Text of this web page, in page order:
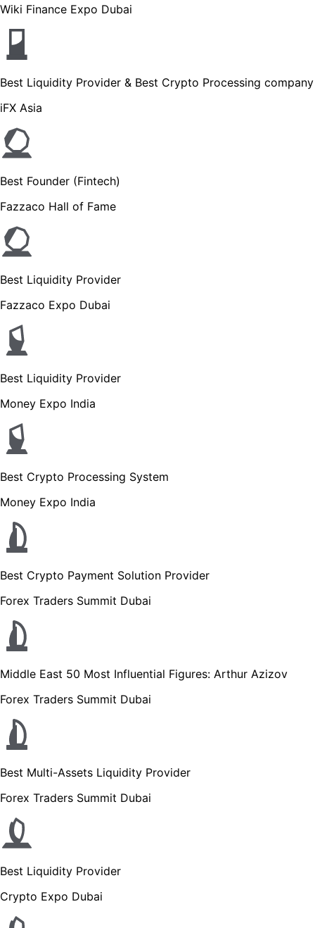
Wiki Finance Expo Dubai
Best Liquidity Provider & Best Crypto Processing company
iFX Asia
Best Founder (Fintech)
Fazzaco Hall of Fame
Best Liquidity Provider
Fazzaco Expo Dubai
Best Liquidity Provider
Money Expo India
Best Crypto Processing System
Money Expo India
Best Crypto Payment Solution Provider
Forex Traders Summit Dubai
Middle East 50 Most Influential Figures: Arthur Azizov
Forex Traders Summit Dubai
Best Multi-Assets Liquidity Provider
Forex Traders Summit Dubai
Best Liquidity Provider
Crypto Expo Dubai